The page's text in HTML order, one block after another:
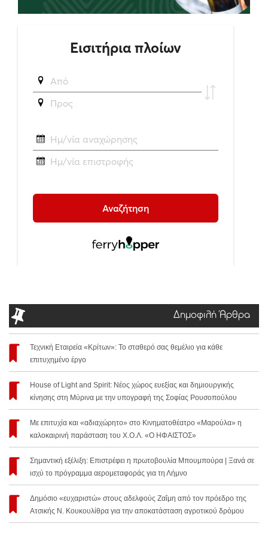
Δημοφιλή Άρθρα
Τεχνική Εταιρεία «Κρίτων»: Το σταθερό σας θεμέλιο για κάθε
επιτυχημένο έργο
House of Light and Spirit: Νέος χώρος ευεξίας και δημιουργικής
κίνησης στη Μύρινα με την υπογραφή της Σοφίας Ρουσοπούλου
Με επιτυχία και «αδιαχώρητο» στο Κινηματοθέατρο «Μαρούλα» η
καλοκαιρινή παράσταση του Χ.Ο.Λ. «Ο ΗΦΑΙΣΤΟΣ»
Σημαντική εξέλιξη: Επιστρέφει η πρωτοβουλία Μπουμπούρα | Ξανά σε
ισχύ το πρόγραμμα αερομεταφοράς για τη Λήμνο
Δημόσιο «ευχαριστώ» στους αδελφούς Ζαΐμη από τον πρόεδρο της
Ατσικής Ν. Κουκουλίθρα για την αποκατάσταση αγροτικού δρόμου